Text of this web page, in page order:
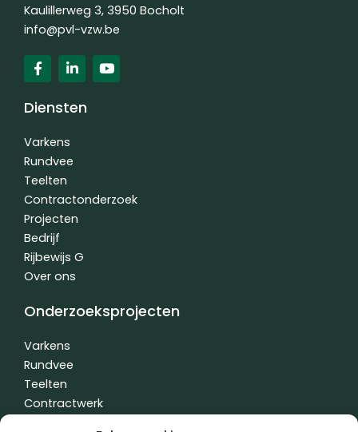
Kaulillerweg 3, 3950 Bocholt
info@pvl-vzw.be
F
a
c
e
b
o
k
-
f
L
i
n
k
e
n
-
n
Y
o
u
Diensten
Varkens
Rundvee
Teelten
Contractonderzoek
Projecten
Bedrijf
Rijbewijs G
Over ons
Onderzoeksprojecten
Varkens
Rundvee
Teelten
Contractwerk